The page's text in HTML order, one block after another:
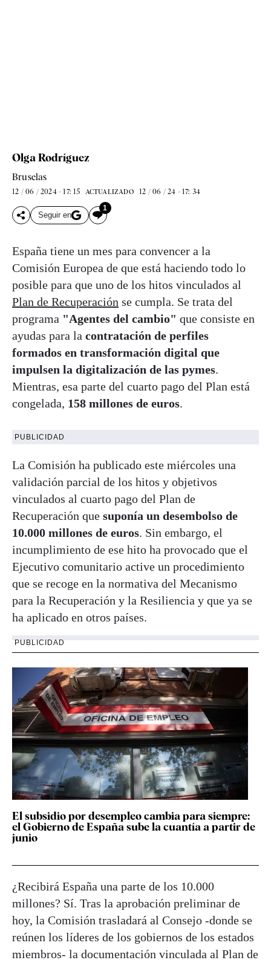
Olga Rodríguez
Bruselas
12 / 06 / 2024 - 17: 15 ACTUALIZADO 12 / 06 / 24 - 17: 34
Seguir en
1
España tiene un mes para convencer a la
Comisión Europea de que está haciendo todo lo
posible para que uno de los hitos vinculados al
Plan de Recuperación se cumpla. Se trata del
programa "Agentes del cambio" que consiste en
ayudas para la contratación de perfiles
formados en transformación digital que
impulsen la digitalización de las pymes.
Mientras, esa parte del cuarto pago del Plan está
congelada, 158 millones de euros.
PUBLICIDAD
La Comisión ha publicado este miércoles una
validación parcial de los hitos y objetivos
vinculados al cuarto pago del Plan de
Recuperación que suponía un desembolso de
10.000 millones de euros. Sin embargo, el
incumplimiento de ese hito ha provocado que el
Ejecutivo comunitario active un procedimiento
que se recoge en la normativa del Mecanismo
para la Recuperación y la Resiliencia y que ya se
ha aplicado en otros países.
PUBLICIDAD
El subsidio por desempleo cambia para siempre:
el Gobierno de España sube la cuantía a partir de
junio
¿Recibirá España una parte de los 10.000
millones? Sí. Tras la aprobación preliminar de
hoy, la Comisión trasladará al Consejo -donde se
reúnen los líderes de los gobiernos de los estados
miembros- la documentación vinculada al Plan de